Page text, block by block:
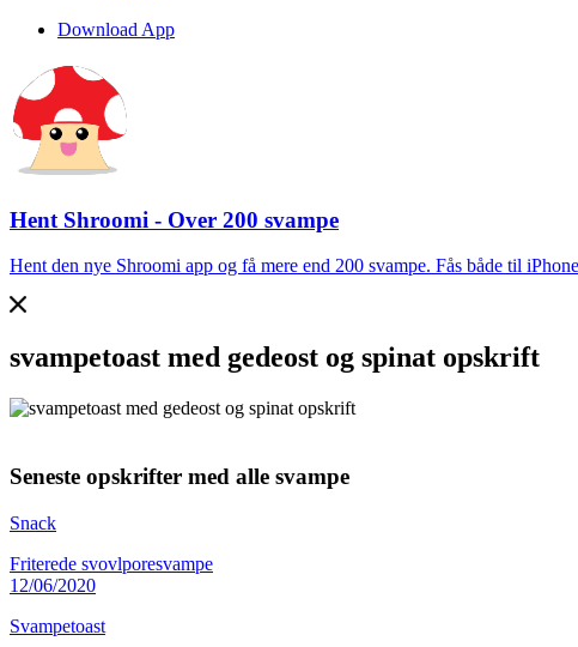
Download App
Hent Shroomi - Over 200 svampe
Hent den nye Shroomi app og få mere end 200 svampe. Fås både til
svampetoast med gedeost og spinat opskrift
Seneste opskrifter med alle svampe
Snack
Friterede svovlporesvampe
12/06/2020
Svampetoast